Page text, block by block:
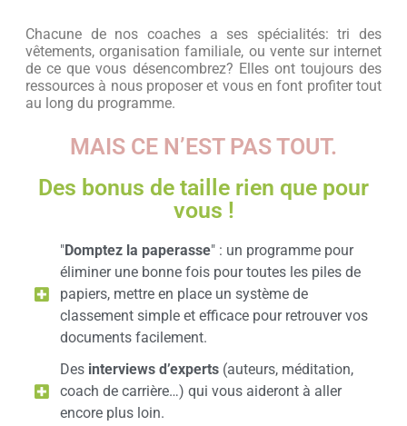
Chacune de nos coaches a ses spécialités: tri des
vêtements, organisation familiale, ou vente sur internet
de ce que vous désencombrez? Elles ont toujours des
ressources à nous proposer et vous en font profiter tout
au long du programme.
MAIS CE N’EST PAS TOUT.
Des bonus de taille rien que pour
vous !
"Domptez la paperasse" : un programme pour
éliminer une bonne fois pour toutes les piles de
papiers, mettre en place un système de
classement simple et efficace pour retrouver vos
documents facilement.
Des interviews d’experts(auteurs, méditation,
coach de carrière…) qui vous aideront à aller
encore plus loin.